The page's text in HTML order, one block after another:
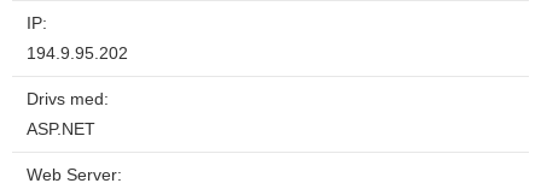
IP:
194.9.95.202
Drivs med:
ASP.NET
Web Server: